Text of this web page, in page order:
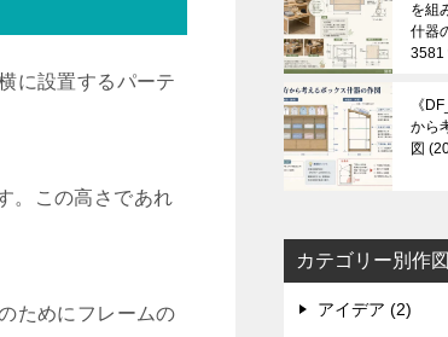
に設置するパーテ
。この高さであれ
ためにフレームの
を組
什器
3581
《
から
図
カテゴリー別作
アイデア (2)